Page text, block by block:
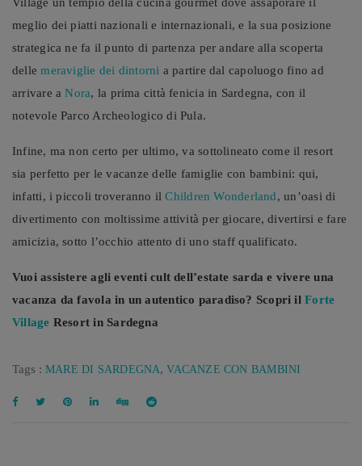
meglio dei piatti nazionali e internazionali, e la sua posizione
strategica ne fa il punto di partenza per andare alla scoperta
dellemeraviglie dei dintorni a partire dal capoluogo fino ad
arrivare aNora, la prima città fenicia in Sardegna, con il
notevole Parco Archeologico di Pula.
Infine, ma non certo per ultimo, va sottolineato come il resort
sia perfetto per le vacanze delle famiglie con bambini: qui,
infatti, i piccoli troveranno ilChildren Wonderland, un’oasi di
divertimento con moltissime attività per giocare, divertirsi e fare
amicizia, sotto l’occhio attento di uno staff qualificato.
Vuoi assistere agli eventi cult dell’estate sarda e vivere una
vacanza da favola in un autentico paradiso? Scopri ilForte
Village Resort in Sardegna
Tags : MARE DI SARDEGNA,VACANZE CON BAMBINI